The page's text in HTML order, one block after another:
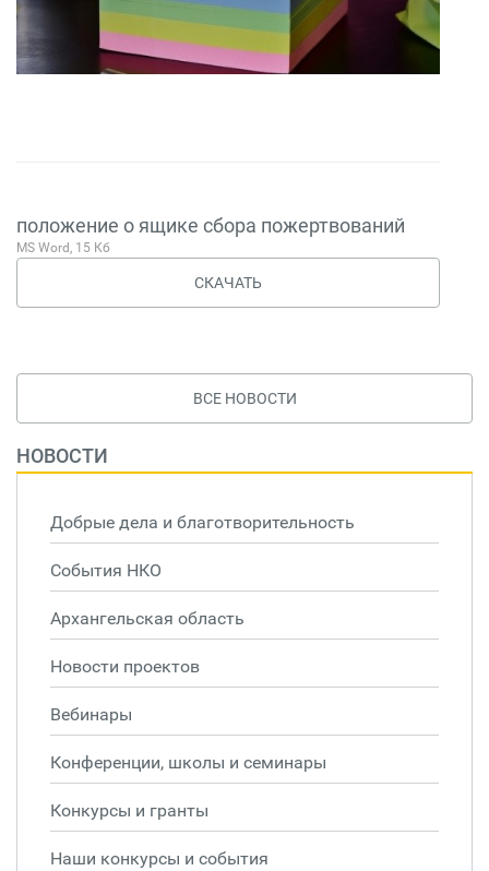
положение о ящике сбора пожертвований
MS Word, 15 Кб
СКАЧАТЬ
ВСЕ НОВОСТИ
НОВОСТИ
Добрые дела и благотворительность
События НКО
Архангельская область
Новости проектов
Вебинары
Конференции, школы и семинары
Конкурсы и гранты
Наши конкурсы и события